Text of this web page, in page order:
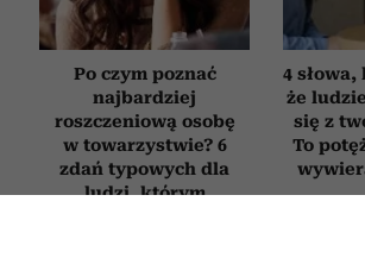
Po czym poznać
najbardziej
roszczeniową osobę
w towarzystwie? 6
zdań typowych dla
ludzi, którym
4
że
się z
To